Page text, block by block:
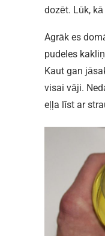
dozēt. Lūk,
Agrāk es
pudeles
Kaut gan
visai vāji.
eļļa līst ar